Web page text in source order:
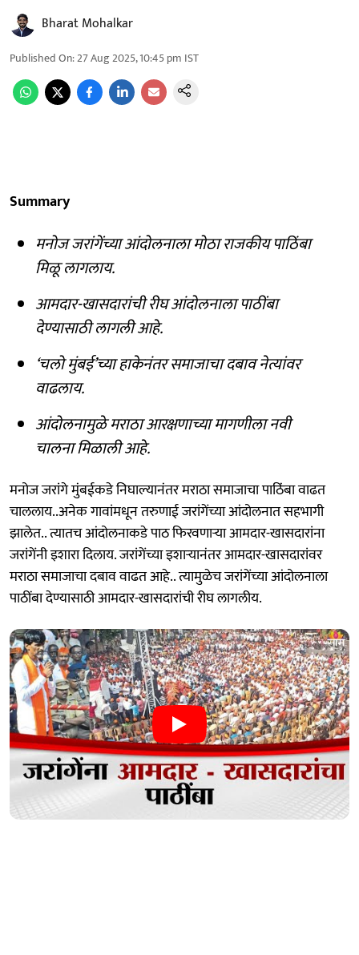
Bharat Mohalkar
Published On:27 Aug 2025, 10:45 pm IST
Summary
मनोज जरांगेंच्या आंदोलनाला मोठा राजकीय पाठिंबा
मिळू लागलाय.
आमदार-खासदारांची रीघ आंदोलनाला पाठींबा
देण्यासाठी लागली आहे.
‘चलो मुंबई’च्या हाकेनंतर समाजाचा दबाव नेत्यांवर
वाढलाय.
आंदोलनामुळे मराठा आरक्षणाच्या मागणीला नवी
चालना मिळाली आहे.
मनोज जरांगे मुंबईकडे निघाल्यानंतर मराठा समाजाचा पाठिंबा वाढत
चाललाय..अनेक गावांमधून तरुणाई जरांगेंच्या आंदोलनात सहभागी
झालेत.. त्यातच आंदोलनाकडे पाठ फिरवणाऱ्या आमदार-खासदारांना
जरांगेंनी इशारा दिलाय. जरांगेंच्या इशाऱ्यानंतर आमदार-खासदारांवर
मराठा समाजाचा दबाव वाढत आहे.. त्यामुळेच जरांगेंच्या आंदोलनाला
पाठींबा देण्यासाठी आमदार-खासदारांची रीघ लागलीय.